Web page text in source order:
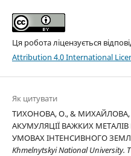
Ця робота ліцензується
Attribution 4.0 International
Як цитувати
ТИХОНОВА, О., & МИХАЙЛОВА,
АКУМУЛЯЦІЇ ВАЖКИХ
УМОВАХ ІНТЕНСИВНОГО
Khmelnytskyi National University.